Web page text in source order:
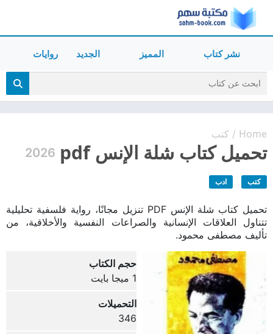
نشر كتاب المميز الجديد روايات
Home
/ كتب
تحميل كتاب شلة الإنس pdf 2026
كتب ادب
تحميل كتاب شلة الإنس PDF تنزيل مجانًا، رواية فلسفية تحليلية
تتناول العلاقات الإنسانية والصراعات النفسية والأخلاقية، من
تأليف مصطفى محمود.
حجم الكتاب
1 ميجا بايت
التحميلات
346